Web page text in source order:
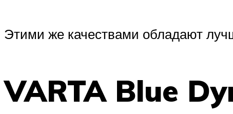
Этими же качествами обладают
VARTA Blue